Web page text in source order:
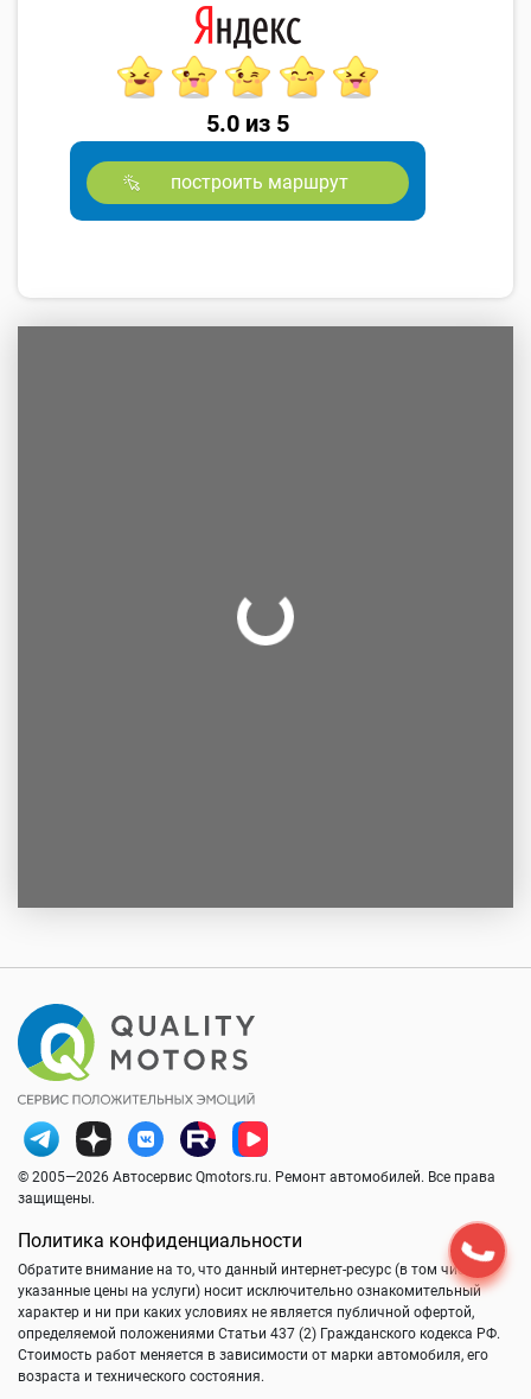
5.0 из 5
построить маршрут
© 2005—2026 Автосервис Qmotors.ru. Ремонт автомобилей. Все права
защищены.
Политика конфиденциальности
Обратите внимание на то, что данный интернет-ресурс (в том числе
указанные цены на услуги) носит исключительно ознакомительный
характер и ни при каких условиях не является публичной офертой,
определяемой положениями Статьи 437 (2) Гражданского кодекса РФ.
Стоимость работ меняется в зависимости от марки автомобиля, его
возраста и технического состояния.